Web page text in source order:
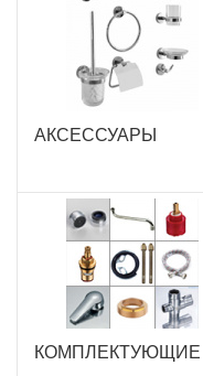
АКСЕССУАРЫ
КОМПЛЕКТУЮЩИЕ